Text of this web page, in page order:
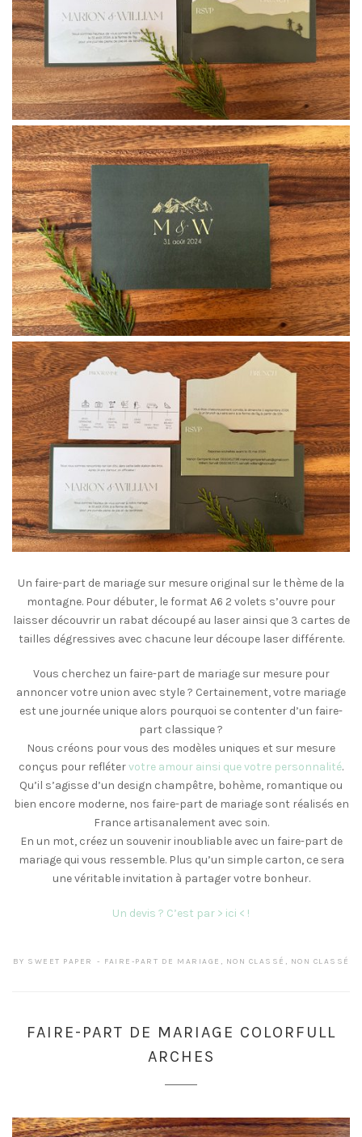
Un faire-part de mariage sur mesure original sur le thème de la
montagne. Pour débuter, le format A6 2 volets s’ouvre pour
laisser découvrir un rabat découpé au laser ainsi que 3 cartes de
tailles dégressives avec chacune leur découpe laser différente.
Vous cherchez un faire-part de mariage sur mesure pour
annoncer votre union avec style ? Certainement, votre mariage
est une journée unique alors pourquoi se contenter d’un faire-
part classique ?
Nous créons pour vous des modèles uniques et sur mesure
conçus pour reflétervotre amour ainsi que votre personnalité.
Qu’il s’agisse d’un design champêtre, bohème, romantique ou
bien encore moderne, nos faire-part de mariage sont réalisés en
France artisanalement avec soin.
En un mot, créez un souvenir inoubliable avec un faire-part de
mariage qui vous ressemble. Plus qu’un simple carton, ce sera
une véritable invitation à partager votre bonheur.
Un devis ? C’est par > ici < !
BY SWEET PAPER FAIRE-PART DE MARIAGE , NON CLASSÉ , NON CLASSÉ
FAIRE-PART DE MARIAGE COLORFULL
ARCHES